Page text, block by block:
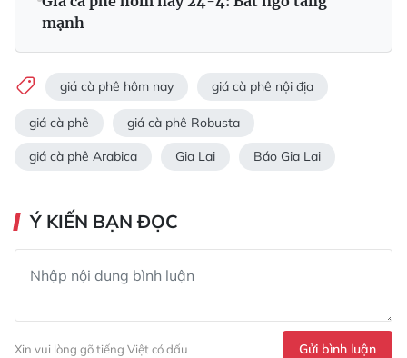
mạnh
giá cà phê hôm nay giá cà phê nội địa
giá cà phê giá cà phê Robusta
giá cà phê Arabica Gia Lai Báo Gia Lai
Ý KIẾN BẠN ĐỌC
Xin vui lòng gõ tiếng Việt có dấu Gửi bình luận